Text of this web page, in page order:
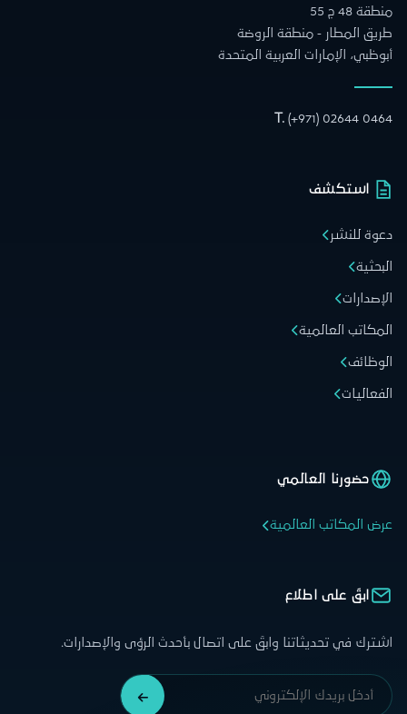
منطقة 48 ج 55
طريق المطار - منطقة الروضة
أبوظبي، الإمارات العربية المتحدة
T. (+971) 02644 0464
استكشف
دعوة للنشر
البحثية
الإصدارات
المكاتب العالمية
الوظائف
الفعاليات
حضورنا العالمي
عرض المكاتب العالمية
ابقَ على اطلاع
اشترك في تحديثاتنا وابقَ على اتصال بأحدث الرؤى والإصدارات.